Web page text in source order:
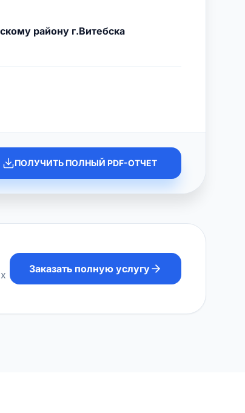
району г.Витебска
ПОЛУЧИТЬ ПОЛНЫЙ PDF-ОТЧЕТ
Заказать полную услугу